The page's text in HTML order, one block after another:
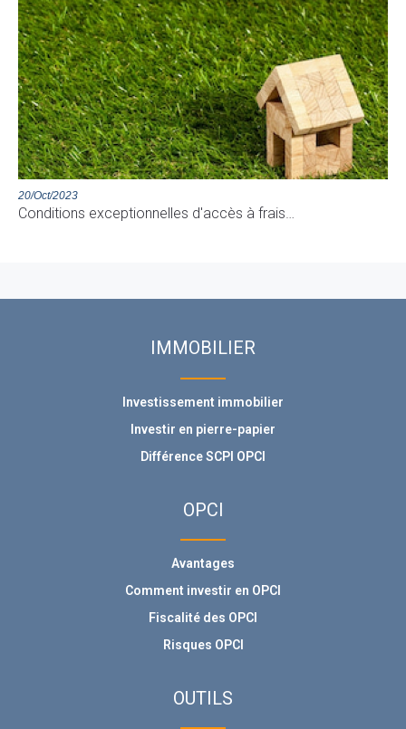
20/Oct/2023
Conditions exceptionnelles d'accès à frais…
IMMOBILIER
Investissement immobilier
Investir en pierre-papier
Différence SCPI OPCI
OPCI
Avantages
Comment investir en OPCI
Fiscalité des OPCI
Risques OPCI
OUTILS